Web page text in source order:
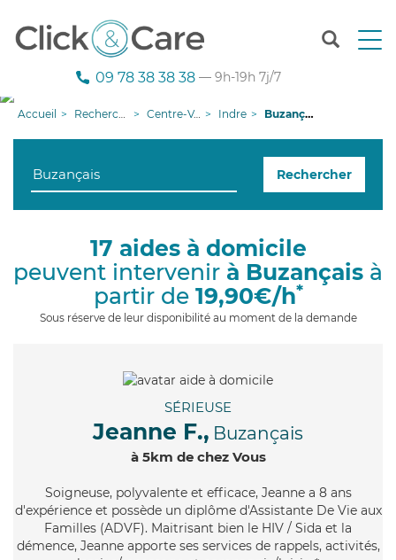
T
n
g
i
09 78 38 38 38 — 9h-19h 7j/7
Accueil Recherche aide à domicile Centre-Val de Loire Indre Buzançais
Rechercher
17 aides à domicile
peuvent intervenir à Buzançais à
partir de 19,90€/h*
Sous réserve de leur disponibilité au moment de la demande
SÉRIEUSE
Jeanne F., Buzançais
à 5km de chez Vous
Soigneuse, polyvalente et efficace, Jeanne a 8 ans
d'expérience et possède un diplôme d'Assistante De Vie aux
Familles (ADVF). Maitrisant bien le HIV / Sida et la
démence, Jeanne apporte ses services de rappels, activités,